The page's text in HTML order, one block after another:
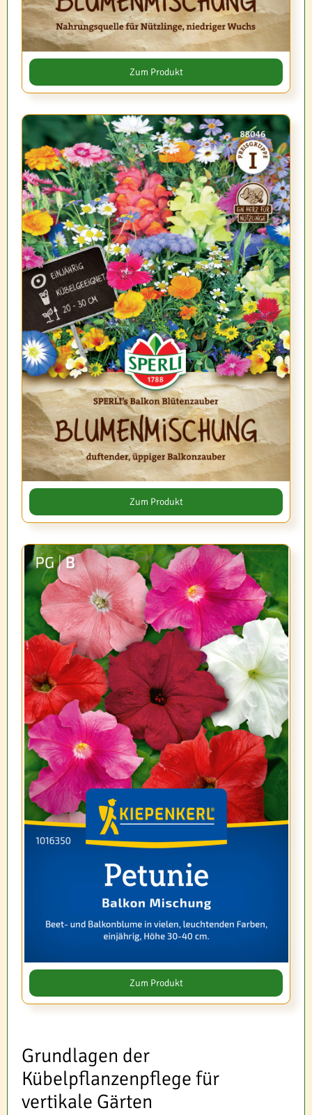
Zum Produkt
Zum Produkt
Zum Produkt
Grundlagen der
Kübelpflanzenpflege für
vertikale Gärten